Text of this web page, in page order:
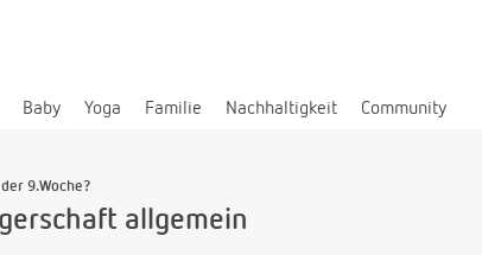
Baby Yoga Familie Nachhaltigkeit Community
9.Woche?
allgemein